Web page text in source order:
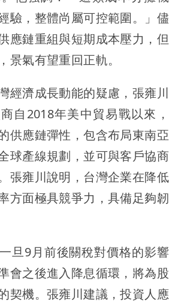
驗，整體尚屬可控範圍。」儘
應鏈重組與短期成本壓力，但
景氣有望重回正軌。
經濟成長動能的疑慮，張雍川
自2018年美中貿易戰以來，
供應鏈彈性，包含布局東南亞
球產線規劃，並可與客戶協商
張雍川說明，台灣企業在降低
方面極具競爭力，具備足夠韌
旦9月前後關稅對價格的影響
會之後進入降息循環，將為股
契機。張雍川建議，投資人應